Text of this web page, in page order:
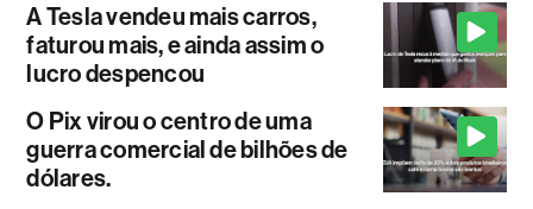
A Tesla vendeu mais carros,
faturou mais, e ainda assim o
lucro despencou
O Pix virou o centro de uma
guerra comercial de bilhões de
dólares.